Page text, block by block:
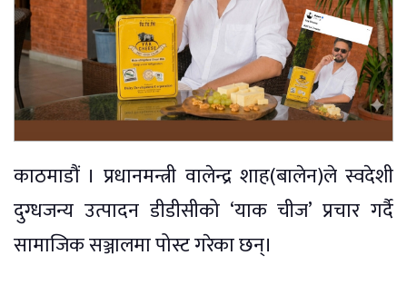
काठमाडौं । प्रधानमन्त्री वालेन्द्र शाह(बालेन)ले स्वदेशी
दुग्धजन्य उत्पादन डीडीसीको ‘याक चीज’ प्रचार गर्दै
सामाजिक सञ्जालमा पोस्ट गरेका छन्।